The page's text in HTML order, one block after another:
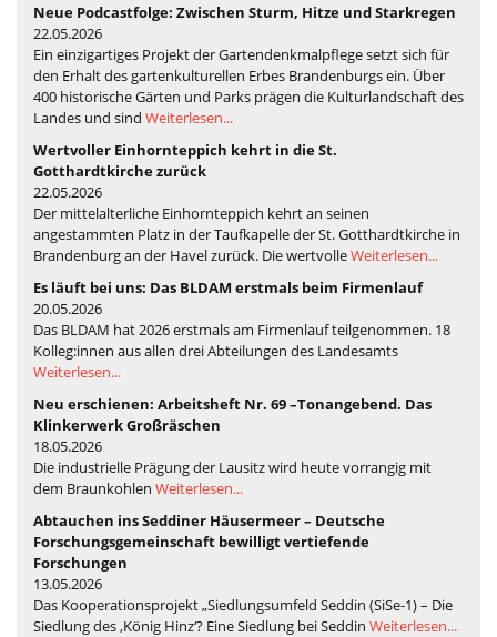
Neue Podcastfolge: Zwischen Sturm, Hitze und Starkregen
22.05.2026
Ein einzigartiges Projekt der Gartendenkmalpflege setzt sich für
den Erhalt des gartenkulturellen Erbes Brandenburgs ein. Über
400 historische Gärten und Parks prägen die Kulturlandschaft des
Landes und sind Weiterlesen...
Wertvoller Einhornteppich kehrt in die St.
Gotthardtkirche zurück
22.05.2026
Der mittelalterliche Einhornteppich kehrt an seinen
angestammten Platz in der Taufkapelle der St. Gotthardtkirche in
Brandenburg an der Havel zurück. Die wertvolleWeiterlesen...
Es läuft bei uns: Das BLDAM erstmals beim Firmenlauf
20.05.2026
Das BLDAM hat 2026 erstmals am Firmenlauf teilgenommen. 18
Kolleg:innen aus allen drei Abteilungen des Landesamts
Weiterlesen...
Neu erschienen: Arbeitsheft Nr. 69 –Tonangebend. Das
Klinkerwerk Großräschen
18.05.2026
Die industrielle Prägung der Lausitz wird heute vorrangig mit
dem Braunkohlen Weiterlesen...
Abtauchen ins Seddiner Häusermeer – Deutsche
Forschungsgemeinschaft bewilligt vertiefende
Forschungen
13.05.2026
Das Kooperationsprojekt „Siedlungsumfeld Seddin (SiSe-1) – Die
Siedlung des ‚König Hinz‘? Eine Siedlung bei Seddin Weiterlesen...